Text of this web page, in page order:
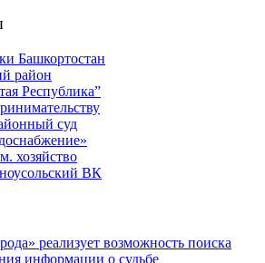
Башкортостан
район
Республика”
суд
хозяйство
ВК